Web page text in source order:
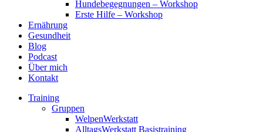
Hundebegegnungen – Workshop
Erste Hilfe – Workshop
Ernährung
Gesundheit
Blog
Podcast
Über mich
Kontakt
Training
Gruppen
WelpenWerkstatt
AlltagsWerkstatt Basistraining